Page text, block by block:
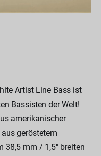
Artist Line Bass ist
Bassisten der Welt!
amerikanischer
geröstetem
38,5 mm / 1,5" breiten